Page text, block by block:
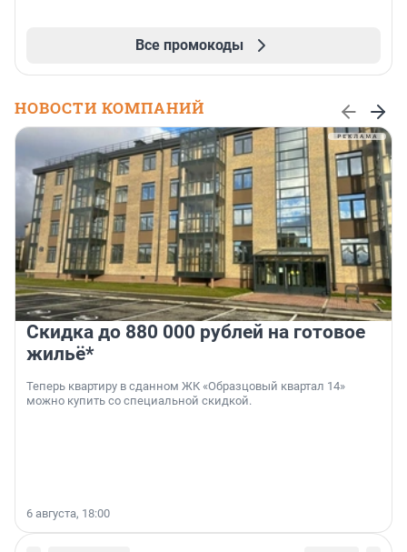
Все промокоды
НОВОСТИ КОМПАНИЙ
Скидка до 880 000 рублей на готовое
жильё*
Теперь квартиру в сданном ЖК «Образцовый квартал 14»
можно купить со специальной скидкой.
6 августа, 18:00